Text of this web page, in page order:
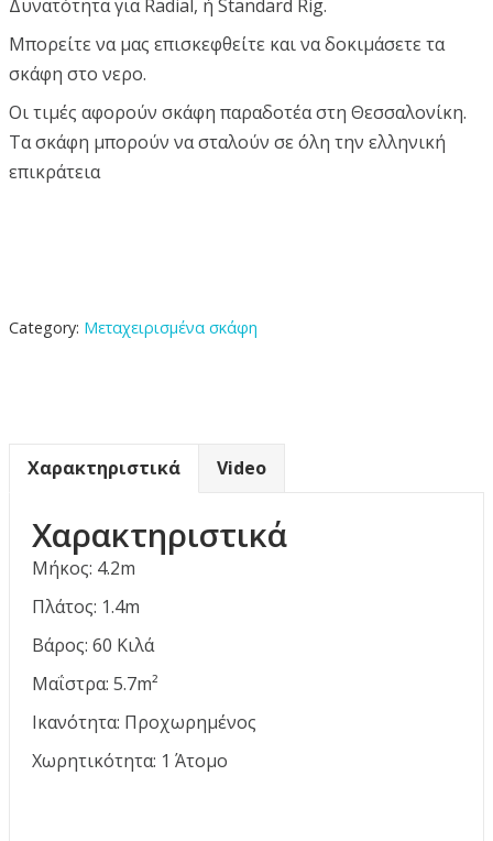
Δυνατότητα για Radial, ή Standard Rig.
Μπορείτε να μας επισκεφθείτε και να δοκιμάσετε τα
σκάφη στο νερο.
Οι τιμές αφορούν σκάφη παραδοτέα στη Θεσσαλονίκη.
Τα σκάφη μπορούν να σταλούν σε όλη την ελληνική
επικράτεια
Category: Μεταχειρισμένα σκάφη
Χαρακτηριστικά Video
Χαρακτηριστικά
Μήκος: 4.2m
Πλάτος: 1.4m
Βάρος: 60 Κιλά
Μαΐστρα: 5.7m²
Ικανότητα: Προχωρημένος
Χωρητικότητα: 1 Άτομo